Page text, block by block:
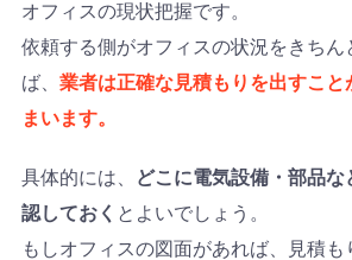
オフィスの現状把握です。
依頼する側がオフィスの状況をきちん
ば、 業者は正確な見積もりを出すこと
まいます。
具体的には、
どこに電気設備・部品
認しておく とよいでしょう。
もしオフィスの図面があれば、見積も